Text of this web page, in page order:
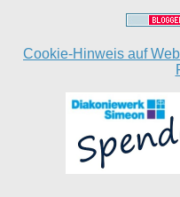
Cookie-Hinweis auf